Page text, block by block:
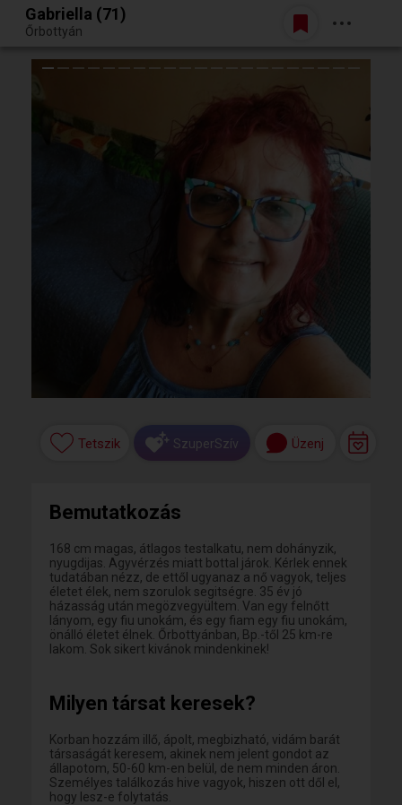
Egy jó randiból bármi lehet.
Belépés
Gabriella (71)
Őrbottyán
Tetszik SzuperSzív Üzenj
Bemutatkozás
168 cm magas, átlagos testalkatu, nem dohányzik,
nyugdijas. Agyvérzés miatt bottal járok. Kérlek ennek
tudatában nézz, de ettől ugyanaz a nő vagyok, teljes
életet élek, nem szorulok segitségre. 35 év jó
házasság után megözvegyültem. Van egy felnőtt
lányom, egy fiu unokám, és egy fiam egy fiu unokám,
önálló életet élnek. Őrbottyánban, Bp.-től 25 km-re
lakom. Sok sikert kivánok mindenkinek!
Milyen társat keresek?
Korban hozzám illő, ápolt, megbizható, vidám barát
társaságát keresem, akinek nem jelent gondot az
állapotom, 50-60 km-en belül, de nem minden áron.
Személyes találkozás hive vagyok, hiszen ott dől el,
hogy lesz-e folytatás.